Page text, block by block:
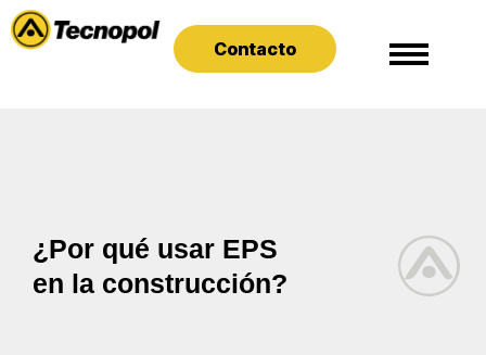
Contacto
¿Por qué usar EPS
en la construcción?